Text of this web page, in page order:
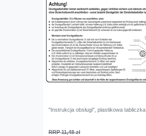
"Instrukcja obsługi", plastikowa tabliczka
RRP 11,48 zł